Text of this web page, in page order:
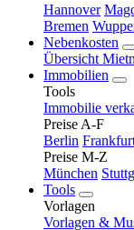
Hannover
Bremen
Nebenkosten
Übersicht
Immobilien
Tools
Immobilie
Preise A-F
Berlin
Preise M-Z
München
Tools
Vorlagen
Vorlagen &